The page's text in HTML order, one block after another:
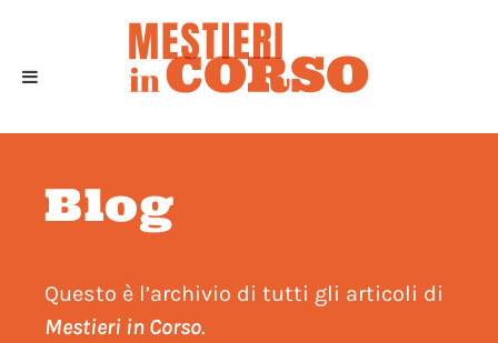
Blog
Questo è l’archivio di tutti gli articoli di
Mestieri in Corso.